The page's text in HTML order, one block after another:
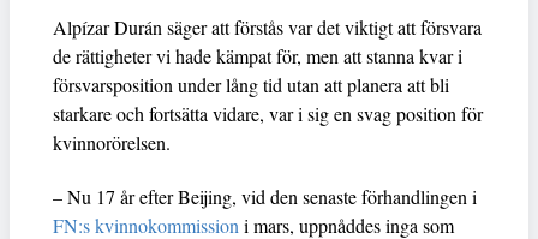
Alpízar Durán säger att förstås var det viktigt att försvara
de rättigheter vi hade kämpat för, men att stanna kvar i
försvarsposition under lång tid utan att planera att bli
starkare och fortsätta vidare, var i sig en svag position för
kvinnorörelsen.
– Nu 17 år efter Beijing, vid den senaste förhandlingen i
FN:s kvinnokommission i mars, uppnåddes inga som